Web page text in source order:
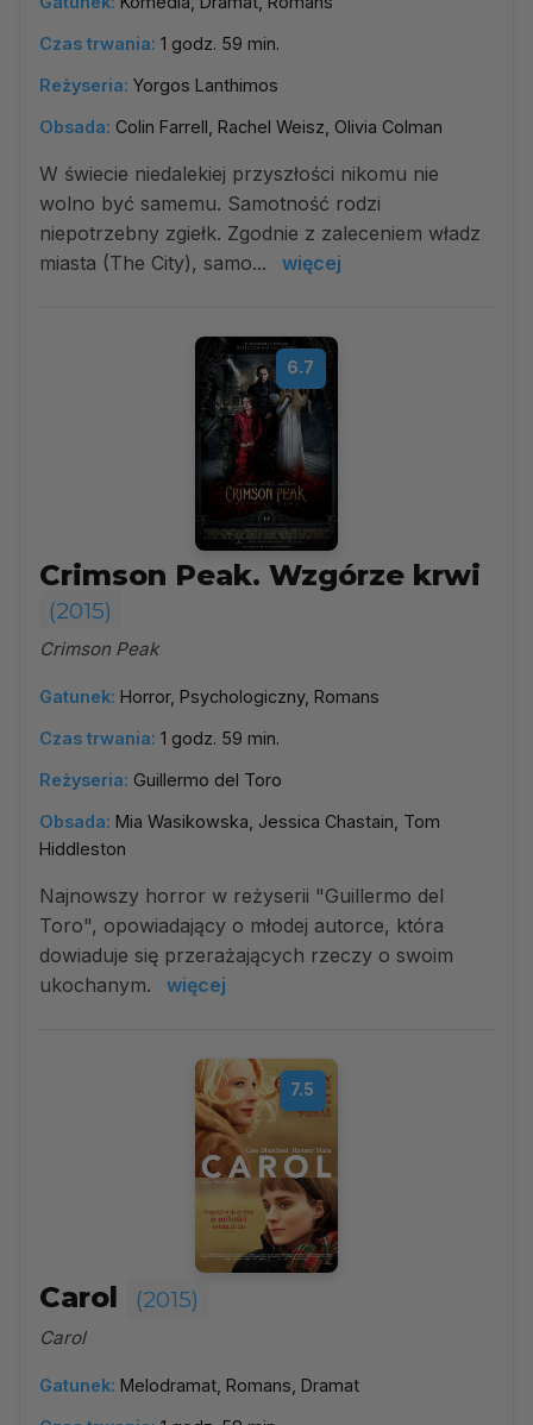
Czas trwania: 1 godz. 59 min.
Reżyseria: Yorgos Lanthimos
Obsada: Colin Farrell, Rachel Weisz, Olivia Colman
W świecie niedalekiej przyszłości nikomu nie
wolno być samemu. Samotność rodzi
niepotrzebny zgiełk. Zgodnie z zaleceniem władz
miasta (The City), samo...
więcej
6.7
Crimson Peak. Wzgórze krwi
(2015)
Crimson Peak
Gatunek: Horror, Psychologiczny, Romans
Czas trwania: 1 godz. 59 min.
Reżyseria: Guillermo del Toro
Obsada: Mia Wasikowska, Jessica Chastain, Tom
Hiddleston
Najnowszy horror w reżyserii "Guillermo del
Toro", opowiadający o młodej autorce, która
dowiaduje się przerażających rzeczy o swoim
ukochanym.
więcej
7.5
Carol (2015)
Carol
Gatunek: Melodramat, Romans, Dramat